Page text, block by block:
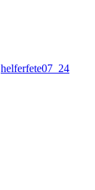
helferfete07_24